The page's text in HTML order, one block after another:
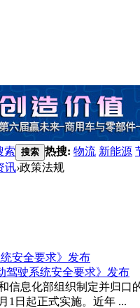
索 搜索 热搜: 物流 新能源
讯›政策法规
安全要求》发布
信息化部组织制定并归
1日起正式实施。近年 ...